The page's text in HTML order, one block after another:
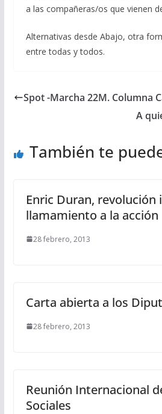
a las compañeras/os que vienen
Alternativas desde Abajo, otra
entre todas y todos.
Spot -Marcha 22M. Columna
A
También te
Enric Duran, revolución
llamamiento a la acción
28 febrero, 2013
Carta abierta a los
28 febrero, 2013
Reunión Internacional
Sociales